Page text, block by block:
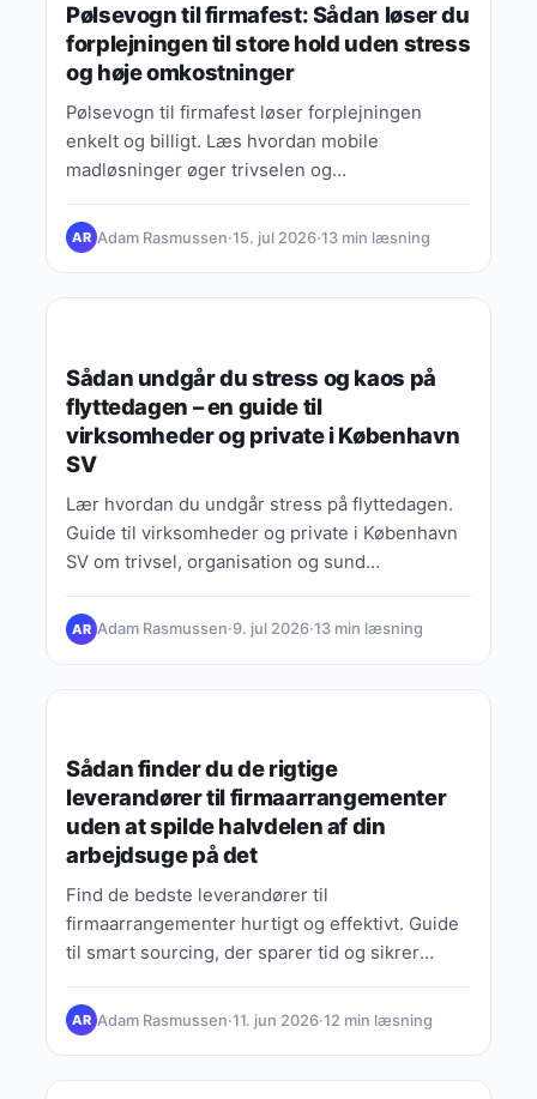
Pølsevogn til firmafest: Sådan løser du
forplejningen til store hold uden stress
og høje omkostninger
Pølsevogn til firmafest løser forplejningen
enkelt og billigt. Læs hvordan mobile
madløsninger øger trivselen og
AR Adam Rasmussen·15. jul 2026·13 min læsning
Sådan undgår du stress og kaos på
flyttedagen – en guide til
virksomheder og private i København
SV
Lær hvordan du undgår stress på flyttedagen.
Guide til virksomheder og private i København
SV om trivsel, organisation og sund
AR Adam Rasmussen·9. jul 2026·13 min læsning
Sådan finder du de rigtige
leverandører til firmaarrangementer
uden at spilde halvdelen af din
arbejdsuge på det
Find de bedste leverandører til
firmaarrangementer hurtigt og effektivt. Guide
til smart sourcing, der sparer tid og sikrer
AR Adam Rasmussen·11. jun 2026·12 min læsning